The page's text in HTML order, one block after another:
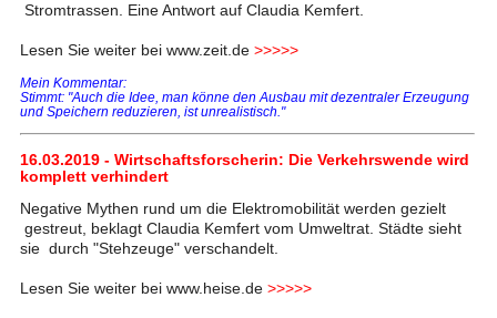
Stromtrassen. Eine Antwort auf Claudia Kemfert.
Lesen Sie weiter bei www.zeit.de >>>>>
Mein Kommentar:
Stimmt: "Auch die Idee, man könne den Ausbau mit dezentraler Erzeugung
und Speichern reduzieren, ist unrealistisch."
16.03.2019 - Wirtschaftsforscherin: Die Verkehrswende wird
komplett verhindert
Negative Mythen rund um die Elektromobilität werden gezielt
gestreut, beklagt Claudia Kemfert vom Umweltrat. Städte sieht
sie durch "Stehzeuge" verschandelt.
Lesen Sie weiter bei www.heise.de >>>>>